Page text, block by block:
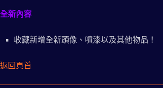
全新內容
收藏新增全新頭像、噴漆以及其他物品！
返回頁首